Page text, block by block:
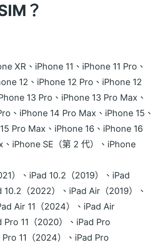
？
XR、iPhone 11、iPhone 11 Pro、
12、iPhone 12 Pro、iPhone 12
13 Pro、iPhone 13 Pro Max、
、iPhone 14 Pro Max、iPhone 15、
Pro Max、iPhone 16、iPhone 16
iPhone SE（第 2 代）、iPhone
）、iPad 10.2（2019）、iPad
（2022）、iPad Air（2019）、
Air 11（2024）、iPad Air
Pro 11（2020）、iPad Pro
11（2024）、iPad Pro